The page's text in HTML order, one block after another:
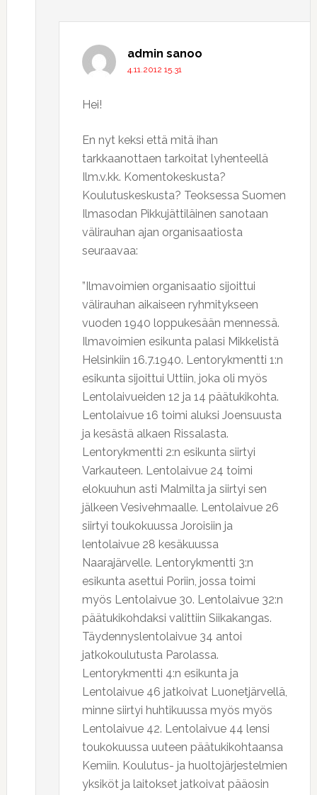
admin sanoo
4.11.2012 15.31
Hei!
En nyt keksi että mitä ihan
tarkkaanottaen tarkoitat lyhenteellä
Ilm.v.kk. Komentokeskusta?
Koulutuskeskusta? Teoksessa Suomen
Ilmasodan Pikkujättiläinen sanotaan
välirauhan ajan organisaatiosta
seuraavaa:
”Ilmavoimien organisaatio sijoittui
välirauhan aikaiseen ryhmitykseen
vuoden 1940 loppukesään mennessä.
Ilmavoimien esikunta palasi Mikkelistä
Helsinkiin 16.7.1940. Lentorykmentti 1:n
esikunta sijoittui Uttiin, joka oli myös
Lentolaivueiden 12 ja 14 päätukikohta.
Lentolaivue 16 toimi aluksi Joensuusta
ja kesästä alkaen Rissalasta.
Lentorykmentti 2:n esikunta siirtyi
Varkauteen. Lentolaivue 24 toimi
elokuuhun asti Malmilta ja siirtyi sen
jälkeen Vesivehmaalle. Lentolaivue 26
siirtyi toukokuussa Joroisiin ja
lentolaivue 28 kesäkuussa
Naarajärvelle. Lentorykmentti 3:n
esikunta asettui Poriin, jossa toimi
myös Lentolaivue 30. Lentolaivue 32:n
päätukikohdaksi valittiin Siikakangas.
Täydennyslentolaivue 34 antoi
jatkokoulutusta Parolassa.
Lentorykmentti 4:n esikunta ja
Lentolaivue 46 jatkoivat Luonetjärvellä,
minne siirtyi huhtikuussa myös myös
Lentolaivue 42. Lentolaivue 44 lensi
toukokuussa uuteen päätukikohtaansa
Kemiin. Koulutus- ja huoltojärjestelmien
yksiköt ja laitokset jatkoivat pääosin